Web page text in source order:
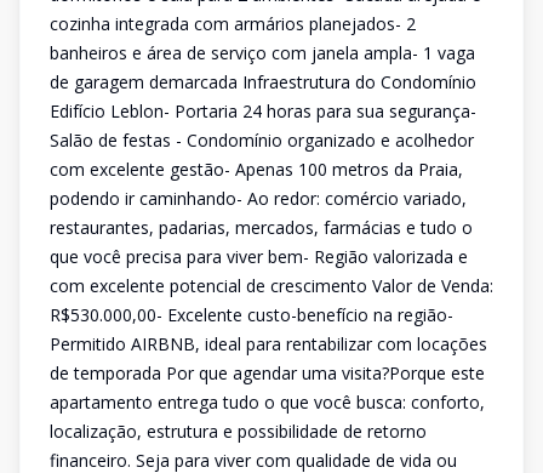
cozinha integrada com armários planejados- 2
banheiros e área de serviço com janela ampla- 1 vaga
de garagem demarcada Infraestrutura do Condomínio
Edifício Leblon- Portaria 24 horas para sua segurança-
Salão de festas - Condomínio organizado e acolhedor
com excelente gestão- Apenas 100 metros da Praia,
podendo ir caminhando- Ao redor: comércio variado,
restaurantes, padarias, mercados, farmácias e tudo o
que você precisa para viver bem- Região valorizada e
com excelente potencial de crescimento Valor de Venda:
R$530.000,00- Excelente custo-benefício na região-
Permitido AIRBNB, ideal para rentabilizar com locações
de temporada Por que agendar uma visita?Porque este
apartamento entrega tudo o que você busca: conforto,
localização, estrutura e possibilidade de retorno
financeiro. Seja para viver com qualidade de vida ou